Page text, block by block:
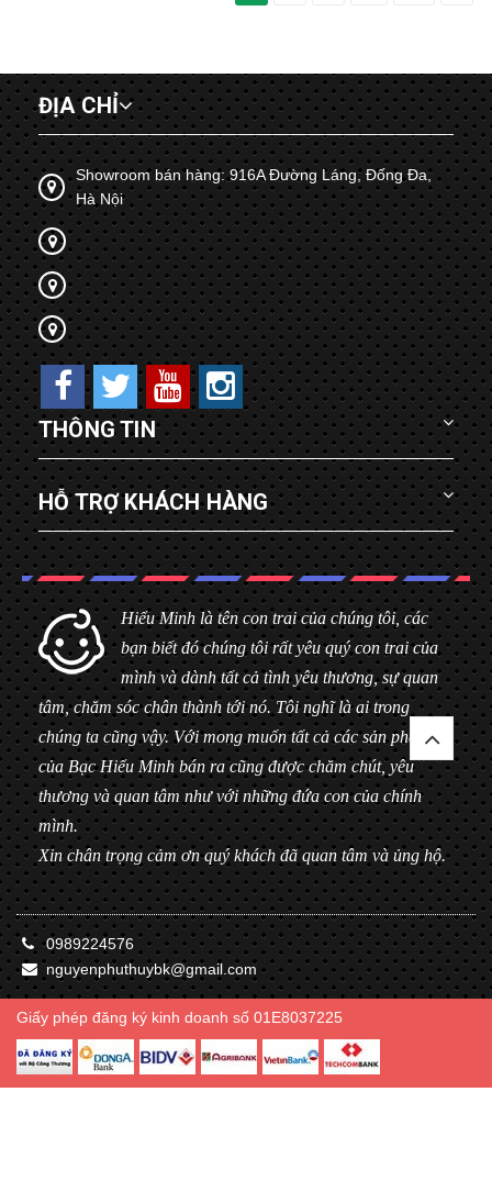
ĐỊA CHỈ
Showroom bán hàng: 916A Đường Láng, Đống Đa,
Hà Nội
THÔNG TIN
HỖ TRỢ KHÁCH HÀNG
Hiểu Minh là tên con trai của chúng tôi, các
bạn biết đó chúng tôi rất yêu quý con trai của
mình và dành tất cả tình yêu thương, sự quan
tâm, chăm sóc chân thành tới nó. Tôi nghĩ là ai trong
chúng ta cũng vậy. Với mong muốn tất cả các sản phẩm
của Bạc Hiểu Minh bán ra cũng được chăm chút, yêu
thương và quan tâm như với những đứa con của chính
mình.
Xin chân trọng cảm ơn quý khách đã quan tâm và ủng hộ.
0989224576
nguyenphuthuybk@gmail.com
Giấy phép đăng ký kinh doanh số 01E8037225